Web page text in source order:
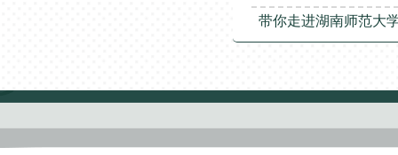
带你走进湖南师范大